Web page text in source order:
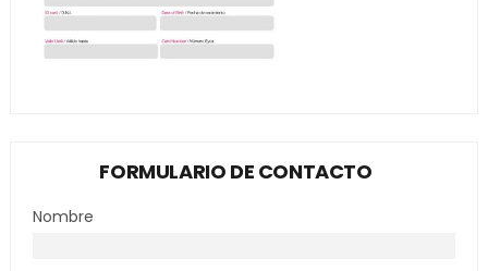
FORMULARIO DE CONTACTO
Nombre